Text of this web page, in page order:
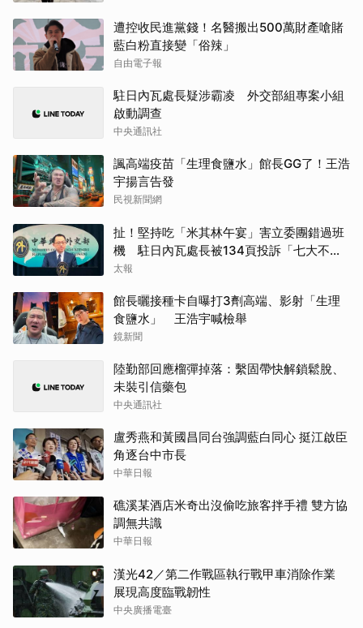
遭控收民進黨錢！名醫搬出500萬財產嗆賭
藍白粉直接變「俗辣」
自由電子報
駐日內瓦處長疑涉霸凌 外交部組專案小組
啟動調查
中央通訊社
諷高端疫苗「生理食鹽水」館長GG了！王浩
宇揚言告發
民視新聞網
扯！堅持吃「米其林午宴」害立委團錯過班
機 駐日內瓦處長被134頁投訴「七大不
當」
太報
館長曬接種卡自曝打3劑高端、影射「生理
食鹽水」 王浩宇喊檢舉
鏡新聞
陸勤部回應榴彈掉落：繫固帶快解鎖鬆脫、
未裝引信藥包
中央通訊社
盧秀燕和黃國昌同台強調藍白同心 挺江啟臣
角逐台中市長
中華日報
礁溪某酒店米奇出沒偷吃旅客拌手禮 雙方協
調無共識
中華日報
漢光42／第二作戰區執行戰甲車消除作業
展現高度臨戰韌性
中央廣播電臺